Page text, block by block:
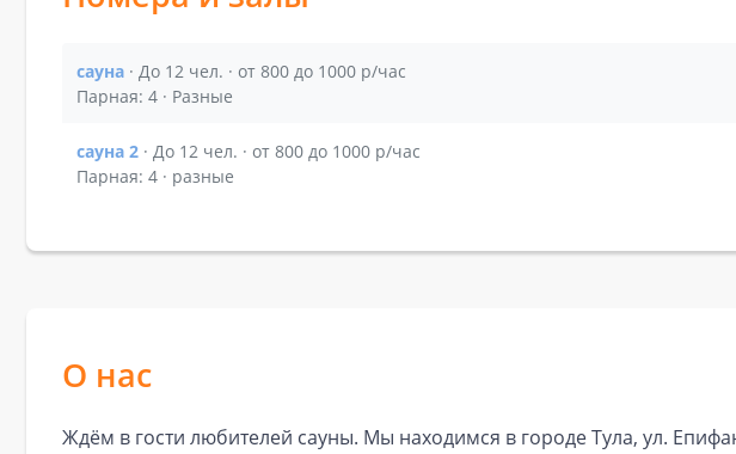
сауна · До 12 чел. · от 800 до 1000 р/час
Парная: 4 · Разные
Показать подробности зала сауна
сауна 2 · До 12 чел. · от 800 до 1000 р/час
Парная: 4 · разные
Показать подробности зала сауна 2
О нас
Ждём в гости любителей сауны. Мы находимся в городе Тула, ул.